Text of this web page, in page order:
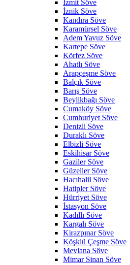
İzmit Söve
İznik Söve
Kandıra Söve
Karamürsel Söve
Adem Yavuz Söve
Kartepe Söve
Körfez Söve
Ahatlı Söve
Arapçeşme Söve
Balçık Söve
Barış Söve
Beylikbağı Söve
Cumaköy Söve
Cumhuriyet Söve
Denizli Söve
Duraklı Söve
Elbizli Söve
Eskihisar Söve
Gaziler Söve
Güzeller Söve
Hacıhalil Söve
Hatipler Söve
Hürriyet Söve
İstasyon Söve
Kadıllı Söve
Kargalı Söve
Kirazpınar Söve
Köşklü Çeşme Söve
Mevlana Söve
Mimar Sinan Söve